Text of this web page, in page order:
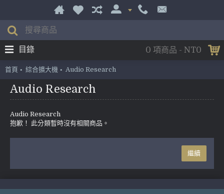
0 項商品 - NT0
目錄
首頁 綜合擴大機 Audio Research
Audio Research
Audio Research
抱歉！ 此分類暫時沒有相關商品。
繼續